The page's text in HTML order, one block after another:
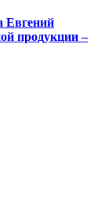
Евгений
продукции –